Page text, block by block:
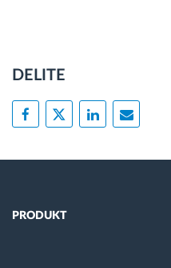
DELITE
PRODUKT